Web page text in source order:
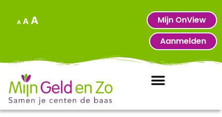
A A A
Mijn OnView
Aanmelden